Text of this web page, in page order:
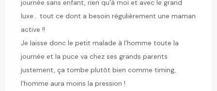
journée sans enfant, rien qu’à moi et avec le grand
luxe… tout ce dont a besoin régulièrement une maman
active !!
Je laisse donc le petit malade à l’homme toute la
journée et la puce va chez ses grands parents
justement, ça tombe plutôt bien comme timing,
l’homme aura moins la pression !